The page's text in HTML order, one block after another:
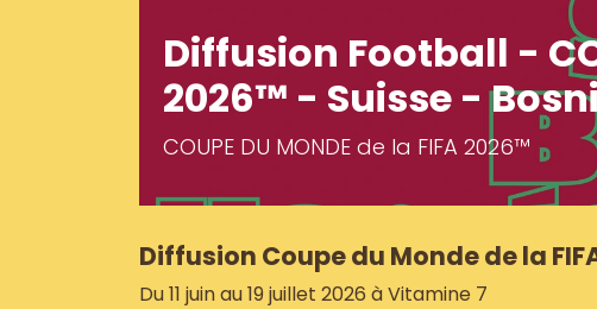
Diffusion Football -
2026™ - Suisse -
COUPE DU MONDE de la FIFA 2026™
Diffusion Coupe du Monde de la
Du 11 juin au 19 juillet 2026 à Vitamine 7